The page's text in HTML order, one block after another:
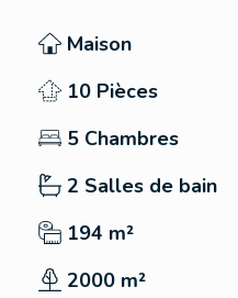
Maison
10 Pièces
5 Chambres
2 Salles de bain
194 m²
2000 m²